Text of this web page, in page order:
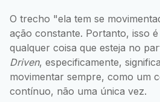
O trecho "ela tem se
ação constante. Portanto, isso
qualquer coisa que esteja no
Driven, especificamente,
movimentar sempre, como um
contínuo, não uma única vez.